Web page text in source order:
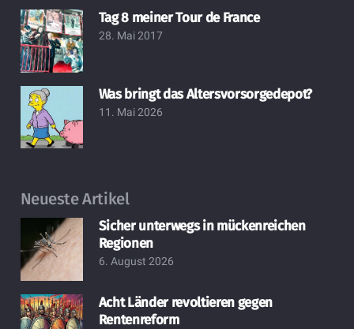
Tag 8 meiner Tour de France
28. Mai 2017
Was bringt das Altersvorsorgedepot?
11. Mai 2026
Neueste Artikel
Sicher unterwegs in mückenreichen
Regionen
6. August 2026
Acht Länder revoltieren gegen
Rentenreform